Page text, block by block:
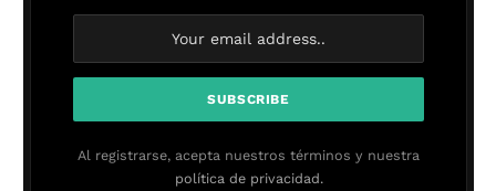
Al registrarse, acepta nuestros términos y nuestra
política de privacidad.